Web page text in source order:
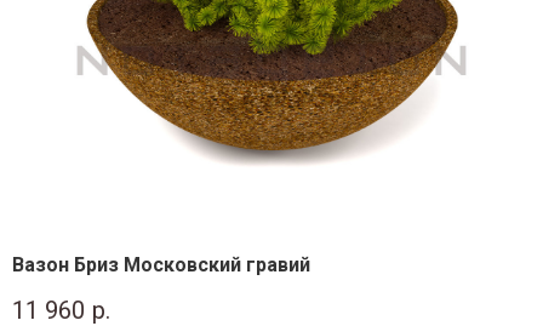
Вазон Бриз Московский гравий
11 960 р.